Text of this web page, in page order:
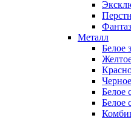
Металл
Белое
Белое
Белое